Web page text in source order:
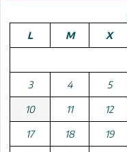
L
M X
3 4 5
10 11 12
17 18 19